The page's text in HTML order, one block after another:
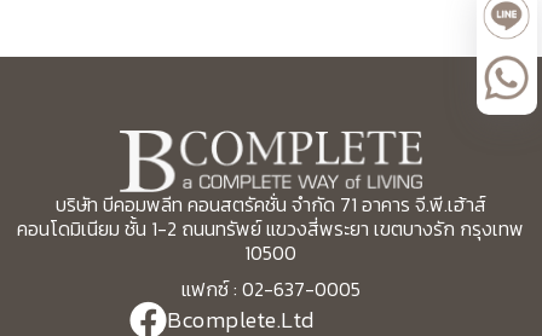
บริษัท บีคอมพลีท คอนสตรัคชั่น จำกัด 71 อาคาร จี.พี.เฮ้าส์
คอนโดมิเนียม ชั้น 1-2 ถนนทรัพย์ แขวงสี่พระยา เขตบางรัก กรุงเทพ
10500
แฟกซ์ : 02-637-0005
Bcomplete.Ltd